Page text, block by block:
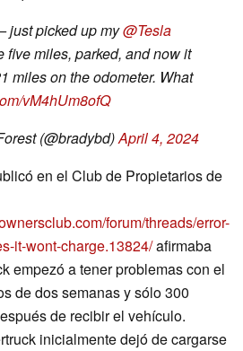
picked up my@Tesla
five miles, parked, and now it
miles on the odometer. What
vM4hUm8ofQ
(@bradybd)April 4, 2024
en el Club de Propietarios de
forum/threads/error-
it-wont-charge.13824/afirmaba
empezó a tener problemas con el
de dos semanas y sólo 300
de recibir el vehículo.
inicialmente dejó de cargarse